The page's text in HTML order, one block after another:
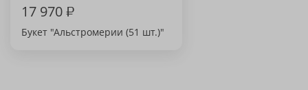
17 970₽
Букет "Альстромерии (51 шт.)"